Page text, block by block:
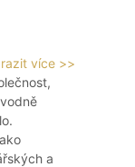
více >>
a